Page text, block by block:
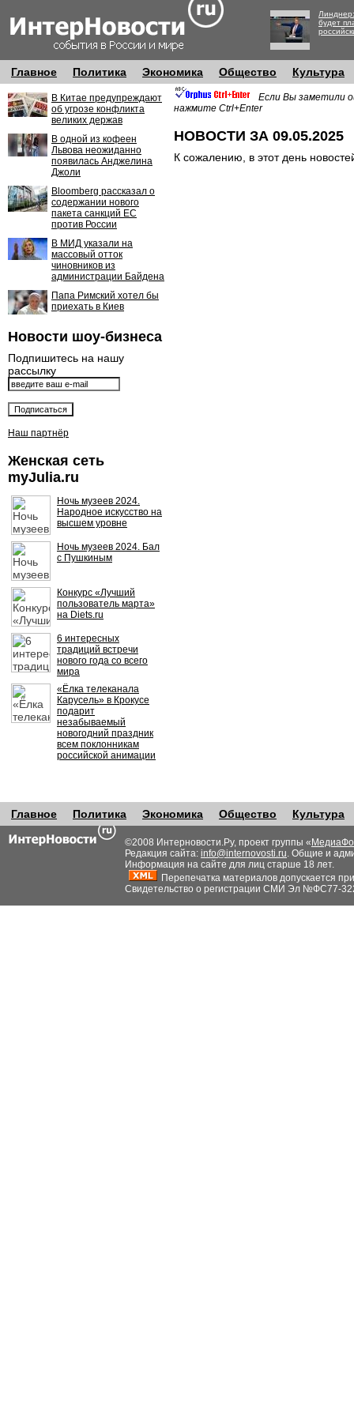
будет
Главное Политика Экономика Общество Культура
В Китае предупреждают
об угрозе конфликта
великих держав
В одной из кофеен
Львова неожиданно
появилась Анджелина
Джоли
Bloomberg рассказал о
содержании нового
пакета санкций ЕС
против России
В МИД указали на
массовый отток
чиновников из
администрации Байдена
Папа Римский хотел бы
приехать в Киев
Новости шоу-бизнеса
Подпишитесь на нашу
рассылку
Наш партнёр
Женская сеть
myJulia.ru
Ночь музеев 2024.
Народное искусство на
высшем уровне
Ночь музеев 2024. Бал
с Пушкиным
Конкурс «Лучший
пользователь марта»
на Diets.ru
6 интересных
традиций встречи
нового года со всего
мира
«Ёлка телеканала
Карусель» в Крокусе
подарит
незабываемый
новогодний праздник
всем поклонникам
российской анимации
Если Вы заметили
нажмите Ctrl+Enter
НОВОСТИ ЗА 09.05.2025
К сожалению, в этот день
Главное Политика Экономика Общество Культура
©2008 Интерновости.Ру, проект группы «
Редакция сайта: info@internovosti.ru. Общие и
Информация на сайте для лиц старше 18 лет.
Перепечатка материалов допускается
Свидетельство о регистрации СМИ Эл №ФС77-